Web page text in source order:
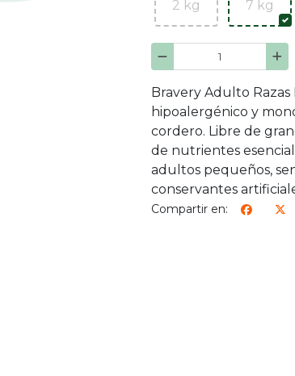
2 kg 7 kg
Bravery Adulto
hipoalergénico y
cordero. Libre de
de nutrientes
adultos pequeños,
conservantes
Compartir en: